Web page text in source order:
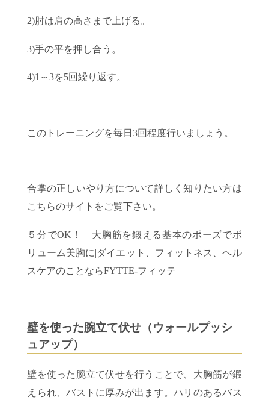
2)肘は肩の高さまで上げる。
3)手の平を押し合う。
4)1～3を5回繰り返す。
このトレーニングを毎日3回程度行いましょう。
合掌の正しいやり方について詳しく知りたい方は
こちらのサイトをご覧下さい。
５分でOK！ 大胸筋を鍛える基本のポーズでボ
リューム美胸に|ダイエット、フィットネス、ヘル
スケアのことならFYTTE-フィッテ
壁を使った腕立て伏せ（ウォールプッシ
ュアップ）
壁を使った腕立て伏せを行うことで、大胸筋が鍛
えられ、バストに厚みが出ます。ハリのあるバス